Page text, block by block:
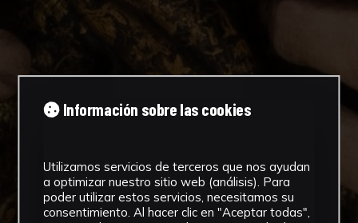
Información sobre las cookies
Utilizamos servicios de terceros que nos ayudan
a optimizar nuestro sitio web (análisis). Para
poder utilizar estos servicios, necesitamos su
consentimiento. Al hacer clic en "Aceptar todas",